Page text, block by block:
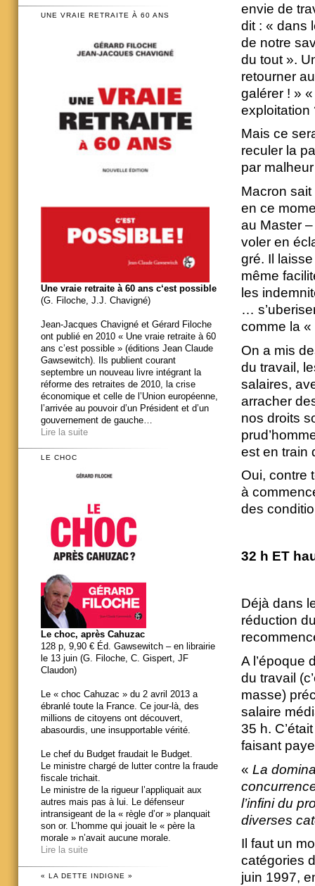
envie de
dit : « dans
de notre
du tout ».
retourner
galérer ! »
exploitation
Mais ce
reculer la
par
Macron sait
en ce
au Master
voler en
gré. Il
même
les
…
comme la
On a mis
du travail,
salaires,
arracher
nos droits
est en train
Oui, contre
à
des
32 h ET
Déjà dans
réduction
A l’époque
du travail
masse)
salaire
35 h.
faisant
« La
l’infini du
diverses
Il faut un
catégories
juin 1997,
UNE VRAIE RETRAITE À 60 ANS
Une vraie retraite à 60 ans c‘est possible
(G. Filoche, J.J. Chavigné)
Jean-Jacques Chavigné et Gérard Filoche
ont publié en 2010 « Une vraie retraite à 60
ans c’est possible » (éditions Jean Claude
Gawsewitch). Ils publient courant
septembre un nouveau livre intégrant la
réforme des retraites de 2010, la crise
économique et celle de l’Union européenne,
l’arrivée au pouvoir d’un Président et d’un
gouvernement de gauche…
Lire la suite
LE CHOC
Le choc, après Cahuzac
128 p, 9,90 € Éd. Gawsewitch – en librairie
le 13 juin (G. Filoche, C. Gispert, JF
Claudon)
Le « choc Cahuzac » du 2 avril 2013 a
ébranlé toute la France. Ce jour-là, des
millions de citoyens ont découvert,
abasourdis, une insupportable vérité.
Le chef du Budget fraudait le Budget.
Le ministre chargé de lutter contre la fraude
fiscale trichait.
Le ministre de la rigueur l’appliquait aux
autres mais pas à lui. Le défenseur
intransigeant de la « règle d’or » planquait
son or. L’homme qui jouait le « père la
morale » n’avait aucune morale.
Lire la suite
« LA DETTE INDIGNE »